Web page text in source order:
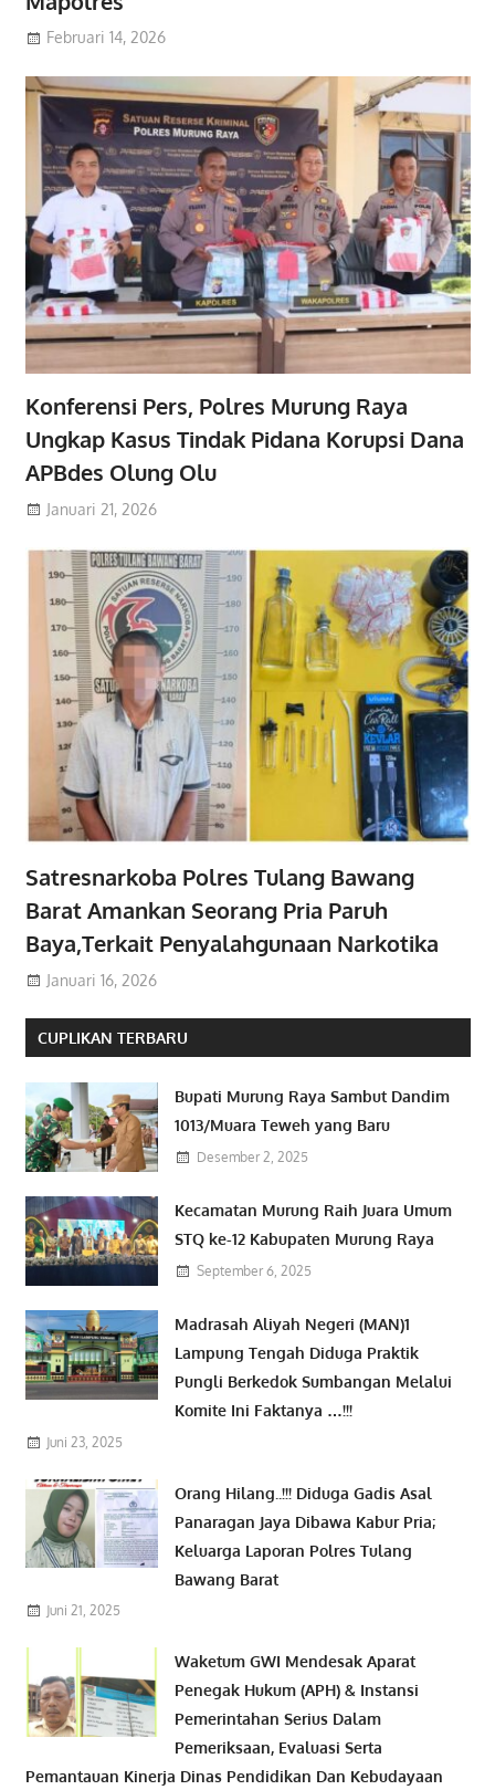
Februari 14, 2026
Konferensi Pers, Polres Murung Raya
Ungkap Kasus Tindak Pidana Korupsi Dana
APBdes Olung Olu
Januari 21, 2026
Satresnarkoba Polres Tulang Bawang
Barat Amankan Seorang Pria Paruh
Baya,Terkait Penyalahgunaan Narkotika
Januari 16, 2026
CUPLIKAN TERBARU
Bupati Murung Raya Sambut Dandim
1013/Muara Teweh yang Baru
Desember 2, 2025
Kecamatan Murung Raih Juara Umum
STQ ke-12 Kabupaten Murung Raya
September 6, 2025
Madrasah Aliyah Negeri (MAN)1
Lampung Tengah Diduga Praktik
Pungli Berkedok Sumbangan Melalui
Komite Ini Faktanya …!!!
Juni 23, 2025
Orang Hilang..!!! Diduga Gadis Asal
Panaragan Jaya Dibawa Kabur Pria;
Keluarga Laporan Polres Tulang
Bawang Barat
Juni 21, 2025
Waketum GWI Mendesak Aparat
Penegak Hukum (APH) & Instansi
Pemerintahan Serius Dalam
Pemeriksaan, Evaluasi Serta
Pemantauan Kinerja Dinas Pendidikan Dan Kebudayaan